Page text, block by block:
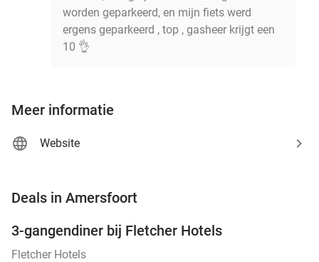
worden geparkeerd, en mijn fiets werd
ergens geparkeerd , top , gasheer krijgt een
10 👌
Meer informatie
Website
Deals in Amersfoort
3-gangendiner bij Fletcher Hotels
Fletcher Hotels